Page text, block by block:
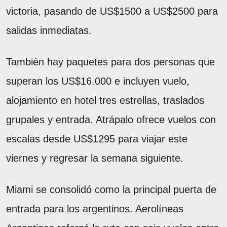
victoria, pasando de US$1500 a US$2500 para
salidas inmediatas.
También hay paquetes para dos personas que
superan los US$16.000 e incluyen vuelo,
alojamiento en hotel tres estrellas, traslados
grupales y entrada. Atrápalo ofrece vuelos con
escalas desde US$1295 para viajar este
viernes y regresar la semana siguiente.
Miami se consolidó como la principal puerta de
entrada para los argentinos. Aerolíneas